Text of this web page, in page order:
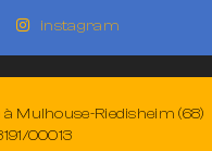
instagram
Mulhouse-Riedisheim (68)
00013